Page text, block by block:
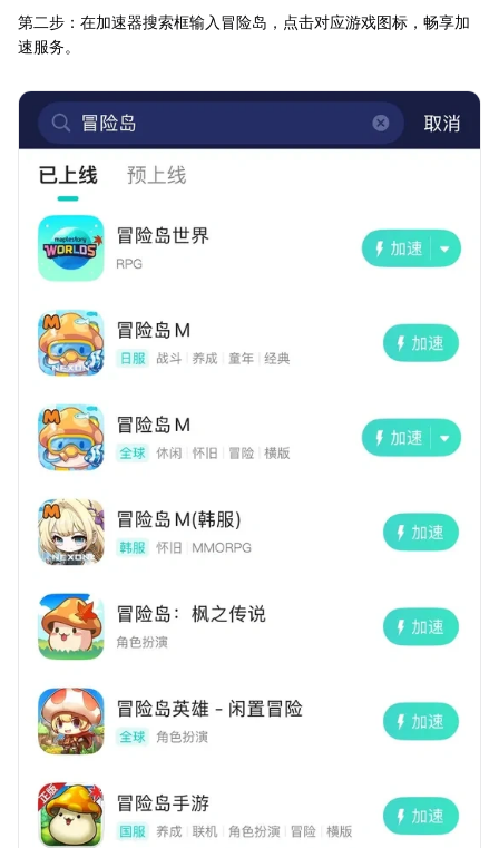
第二步：在加速器搜索框输入冒险岛，点击对应游戏图标，畅享加
速服务。